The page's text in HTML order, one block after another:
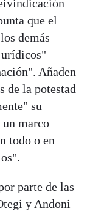
que el
demás
Añaden
de la potestad
su
marco
todo o en
parte de las
y Andoni